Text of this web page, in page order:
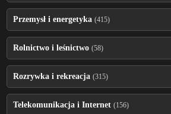
Przemysł i energetyka (415)
Rolnictwo i leśnictwo (58)
Rozrywka i rekreacja (315)
Telekomunikacja i Internet (156)